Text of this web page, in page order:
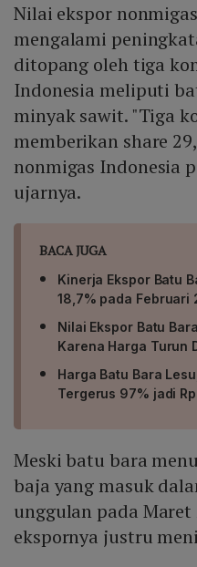
Nilai ekspor
mengalami
ditopang oleh tiga
Indonesia meliputi
minyak sawit. "Tiga
memberikan share
nonmigas Indonesia
ujarnya.
BACA JUGA
Kinerja Ekspor Batu
18,7% pada Februari
Nilai Ekspor Batu
Karena Harga Turun
Harga Batu Bara
Tergerus 97% jadi
Meski batu bara
baja yang masuk
unggulan pada
ekspornya justru